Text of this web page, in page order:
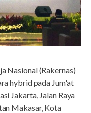
Nasional (Rakernas)
hybrid pada Jum'at
Jakarta, Jalan Raya
Makasar, Kota